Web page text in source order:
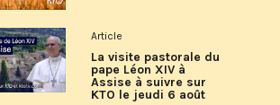
Article
La visite pastorale du
pape Léon XIV à
Assise à suivre sur
KTO le jeudi 6 août